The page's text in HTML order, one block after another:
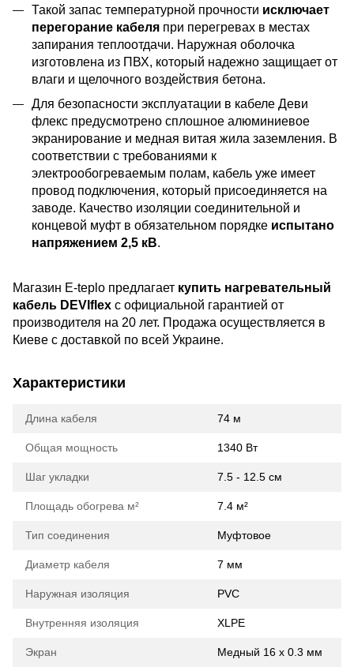
Такой запас температурной прочности исключает
перегорание кабеля при перегревах в местах
запирания теплоотдачи. Наружная оболочка
изготовлена из ПВХ, который надежно защищает от
влаги и щелочного воздействия бетона.
Для безопасности эксплуатации в кабеле Деви
флекс предусмотрено сплошное алюминиевое
экранирование и медная витая жила заземления. В
соответствии с требованиями к
электрообогреваемым полам, кабель уже имеет
провод подключения, который присоединяется на
заводе. Качество изоляции соединительной и
концевой муфт в обязательном порядке испытано
напряжением 2,5 кВ.
Магазин E-teplo предлагает купить нагревательный
кабель DEVIflex с официальной гарантией от
производителя на 20 лет. Продажа осуществляется в
Киеве с доставкой по всей Украине.
Характеристики
Длина кабеля 74 м
Общая мощность 1340 Вт
Шаг укладки 7.5 - 12.5 см
Площадь обогрева м² 7.4 м²
Тип соединения Муфтовое
Диаметр кабеля 7 мм
Наружная изоляция PVC
Внутренняя изоляция XLPE
Экран Медный 16 х 0.3 мм